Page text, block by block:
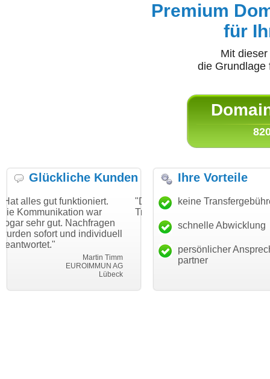
Premium
für
Mit
die
Glückliche Kunden
war
individuell
"Danke für den schnellen
Transfer und guten Service!"
Thomas Schäfer
i can eckert communication GmbH
"Ich bin
haben. Die
mein
Ihre Vorteile
keine
schnelle Abwicklung
persönlicher
partner